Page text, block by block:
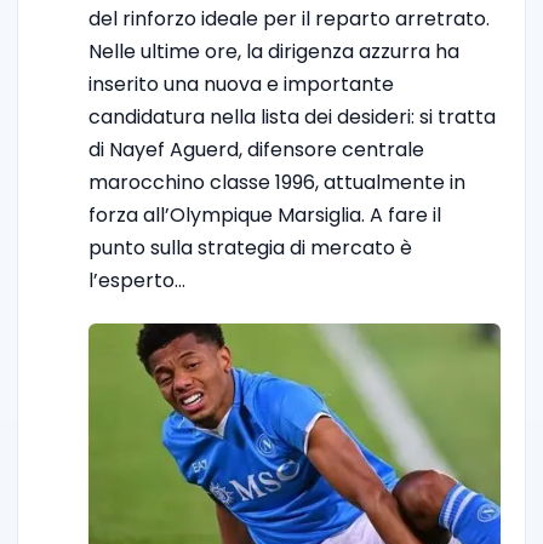
del rinforzo ideale per il reparto arretrato.
Nelle ultime ore, la dirigenza azzurra ha
inserito una nuova e importante
candidatura nella lista dei desideri: si tratta
di Nayef Aguerd, difensore centrale
marocchino classe 1996, attualmente in
forza all’Olympique Marsiglia. A fare il
punto sulla strategia di mercato è
l’esperto…